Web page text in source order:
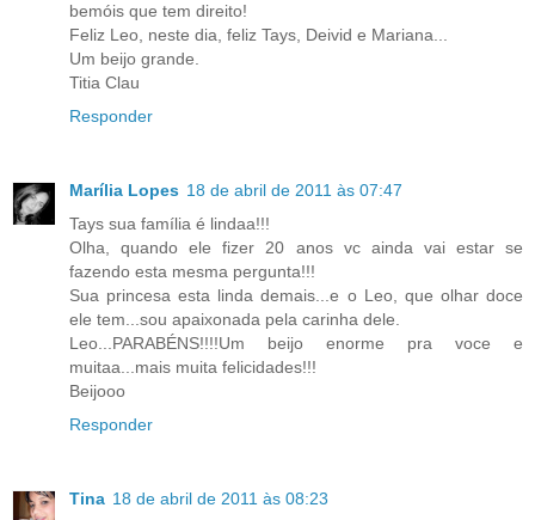
bemóis que tem direito!
Feliz Leo, neste dia, feliz Tays, Deivid e Mariana...
Um beijo grande.
Titia Clau
Responder
Marília Lopes 18 de abril de 2011 às 07:47
Tays sua família é lindaa!!!
Olha, quando ele fizer 20 anos vc ainda vai estar se
fazendo esta mesma pergunta!!!
Sua princesa esta linda demais...e o Leo, que olhar doce
ele tem...sou apaixonada pela carinha dele.
Leo...PARABÉNS!!!!Um beijo enorme pra voce e
muitaa...mais muita felicidades!!!
Beijooo
Responder
Tina 18 de abril de 2011 às 08:23